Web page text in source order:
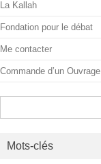
La Kallah
Fondation pour le débat
Me contacter
Commande d’un Ouvrage
Mots-clés